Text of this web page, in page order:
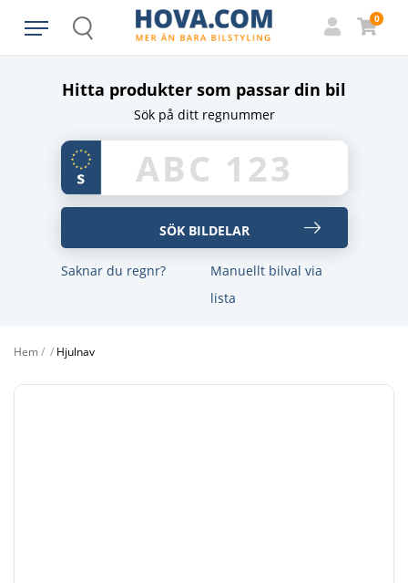
Search
0
Hitta produkter som passar din bil
Sök på ditt regnummer
Saknar du regnr?
Manuellt bilval via
lista
Hem/ / Hjulnav